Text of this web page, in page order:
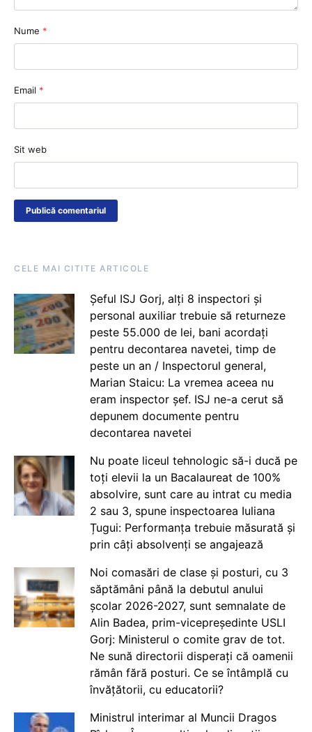
Nume *
Email *
Sit web
CELE MAI CITITE ARTICOLE
Șeful ISJ Gorj, alți 8 inspectori și
personal auxiliar trebuie să returneze
peste 55.000 de lei, bani acordați
pentru decontarea navetei, timp de
peste un an / Inspectorul general,
Marian Staicu: La vremea aceea nu
eram inspector șef. ISJ ne-a cerut să
depunem documente pentru
decontarea navetei
Nu poate liceul tehnologic să-i ducă pe
toți elevii la un Bacalaureat de 100%
absolvire, sunt care au intrat cu media
2 sau 3, spune inspectoarea Iuliana
Țugui: Performanța trebuie măsurată și
prin câți absolvenți se angajează
Noi comasări de clase și posturi, cu 3
săptămâni până la debutul anului
școlar 2026-2027, sunt semnalate de
Alin Badea, prim-vicepreședinte USLI
Gorj: Ministerul o comite grav de tot.
Ne sună directorii disperați că oamenii
rămân fără posturi. Ce se întâmplă cu
învățătorii, cu educatorii?
Ministrul interimar al Muncii Dragos